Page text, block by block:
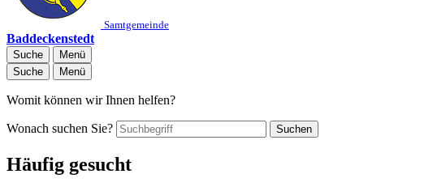
Samtgemeinde
Baddeckenstedt
Suche
Menü
Suche
Menü
Womit können wir Ihnen helfen?
Wonach suchen Sie? Suchen
Häufig gesucht